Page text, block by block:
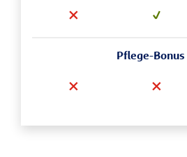
Pflege-Bonus